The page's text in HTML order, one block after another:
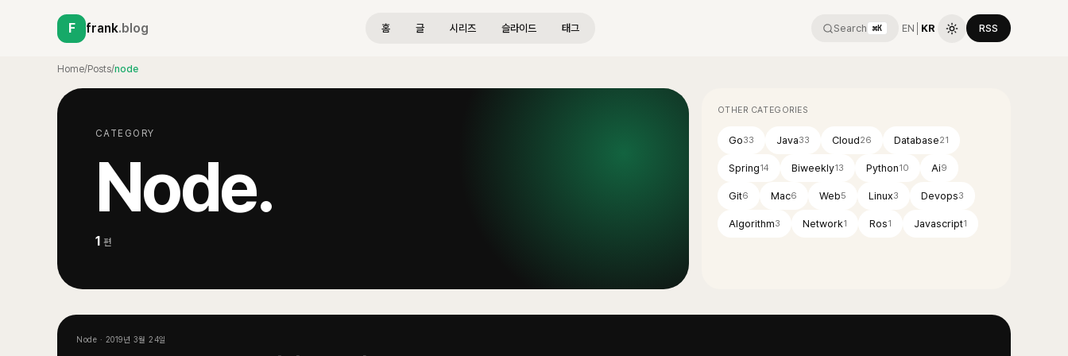
F frank.blog 홈 글 시리즈 슬라이드 태그 Search ⌘K EN KR RSS
Home/Posts/node
CATEGORY
Node.
1 편
OTHER CATEGORIES
Go33 Java33 Cloud26 Database21
Spring14 Biweekly13 Python10 Ai9
Git6 Mac6 Web5 Linux3 Devops3
Algorithm3 Network1 Ros1 Javascript1
Node · 2019년 3월 24일